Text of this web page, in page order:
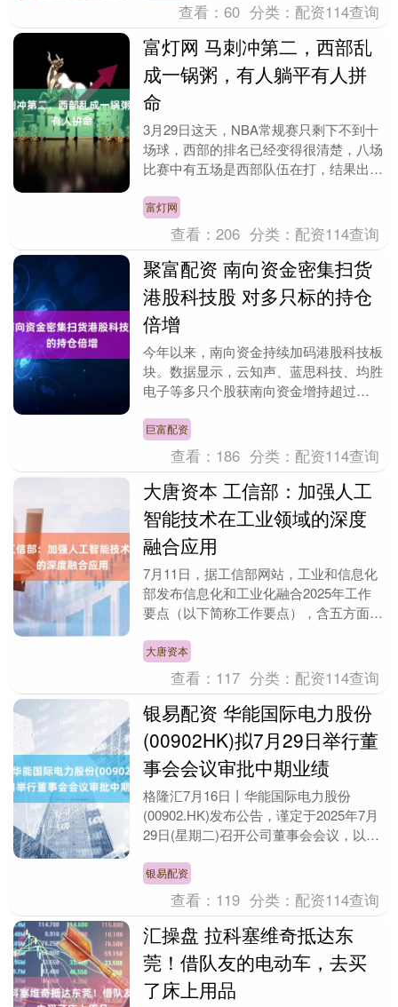
查看：60 分类： 配资114查询
富灯网 马刺冲第二，西部乱
成一锅粥，有人躺平有人拼
命
3月29日这天，NBA常规赛只剩下不到十
场球，西部的排名已经变得很清楚，八场
比赛中有五场是西部队伍在打，结果出来
127比95大....
富灯网
查看：206 分类： 配资114查询
聚富配资 南向资金密集扫货
港股科技股 对多只标的持仓
倍增
今年以来，南向资金持续加码港股科技板
块。数据显示，云知声、蓝思科技、均胜
电子等多只个股获南向资金增持超过
流入，部分产品获....
巨富配资
查看： 186 分类： 配资114查询
大唐资本 工信部：加强人工
智能技术在工业领域的深度
融合应用
7月11日，据工信部网站，工业和信息化
部发布信息化和工业化融合2025年工作
要点（以下简称工作要点），含五方面17
型。持续开....
大唐资本
查看： 117 分类： 配资114查询
银易配资 华能国际电力股份
(00902HK)拟7月29日举行董
事会会议审批中期业绩
格隆汇7月16日丨华能国际电力股份
(00902.HK)发布公告，谨定于2025年7月
29日(星期二)召开公司董事会会议，以审
银易配资
查看： 119 分类： 配资114查询
汇操盘 拉科塞维奇抵达东
莞！借队友的电动车，去买
了床上用品